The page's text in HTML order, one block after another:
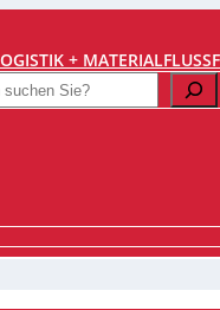
+ MATERIALFLUSS